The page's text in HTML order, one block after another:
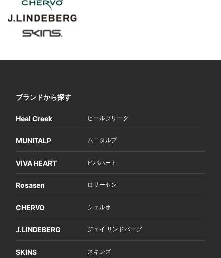
ブランドから探す
Heal Creek ヒールクリーク
MUNITALP ムニタルプ
VIVA HEART ビバハート
Rosasen ロサーセン
CHERVO シェルボ
J.LINDEBERG ジェイ リンドバーグ
SKINS スキンズ